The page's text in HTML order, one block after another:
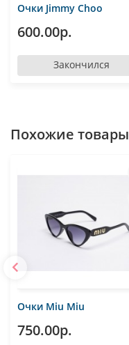
Очки Jimmy Choo
600.00р.
Закончился
Похожие товары
Очки Miu Miu
750.00р.